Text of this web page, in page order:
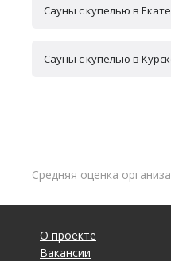
Сауны с купелью в
Сауны с купелью в
Средняя оценка
О проекте
Вакансии